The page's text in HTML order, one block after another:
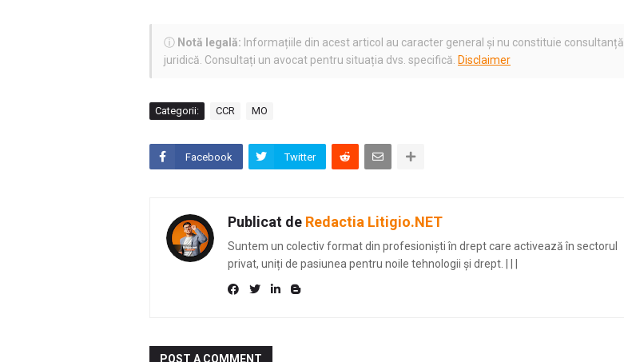
ⓘ Notă legală: Informațiile din acest articol au caracter general și nu constituie consultanță
juridică. Consultați un avocat pentru situația dvs. specifică. Disclaimer
Categorii: CCR MO
Facebook Twitter
Publicat de Redactia Litigio.NET
Suntem un colectiv format din profesioniști în drept care activează în sectorul
privat, uniți de pasiunea pentru noile tehnologii și drept.
POST A COMMENT